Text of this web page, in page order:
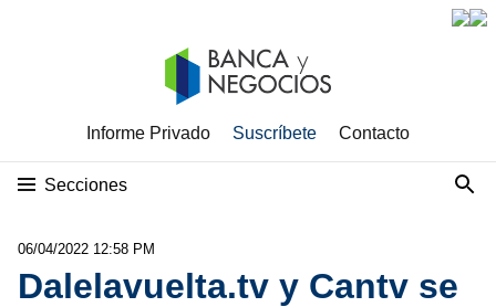
Informe Privado Suscríbete Contacto
Secciones
06/04/2022 12:58 PM
Dalelavuelta.tv y Cantv se